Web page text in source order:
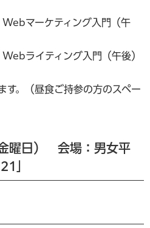
マーケティング入門（午
ライティング入門（午後）
す。（昼食ご持参の方のスペー
曜日） 会場：男女平
」